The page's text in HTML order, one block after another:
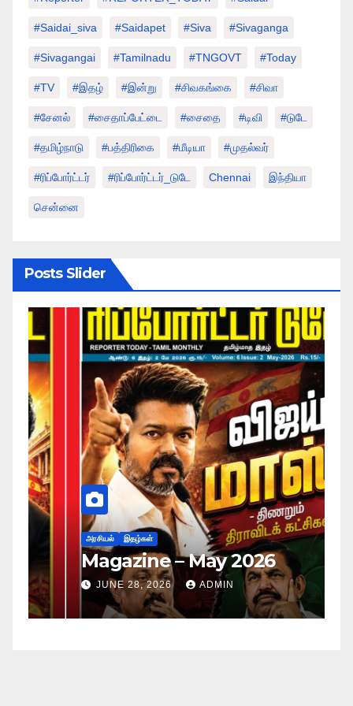
#saidai_siva #saidapet #Siva #Sivaganga
#sivagangai #tamilnadu #TNGOVT #today
#TV #இதழ் #இன்று #சிவகங்கை #சிவா
#சேனல் #சைதாப்பேட்டை #சைதை #டிவி #டுடே
#தமிழ்நாடு #பத்திரிகை #மீடியா #முதல்வர்
#ரிப்போர்ட்டர் #ரிப்போர்ட்டர்_டுடே Chennai இந்தியா
சென்னை
Posts Slider
இதழ்கள்
Magazine – May 2026
JUNE 28, 2026 ADMIN